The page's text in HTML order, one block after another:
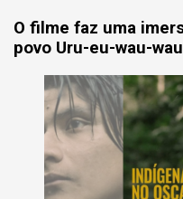
O filme faz uma
povo Uru-eu-wau-